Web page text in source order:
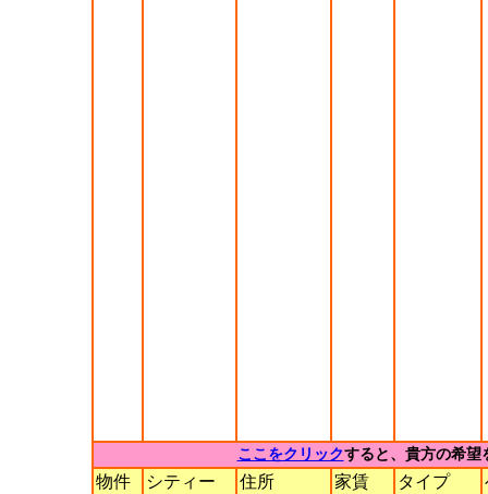
ここをクリックすると、貴方の希望
物件
シティー 住所 家賃 タイプ